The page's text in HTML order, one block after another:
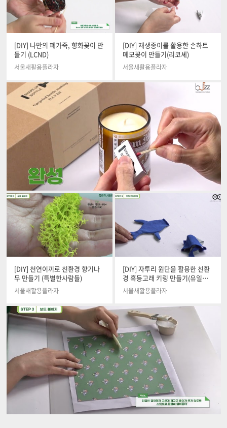
[DIY] 나만의 폐가죽, 향화꽂이 만
들기 (LCND)
서울새활용플라자
[DIY] 재생종이를 활용한 손하트
메모꽂이 만들기(리코셰)
서울새활용플라자
[DIY] 천연이끼로 친환경 향기나
무 만들기 (특별한사람들)
서울새활용플라자
[DIY] 자투리 원단을 활용한 친환
경 흑등고래 키링 만들기(유일자
수)
서울새활용플라자